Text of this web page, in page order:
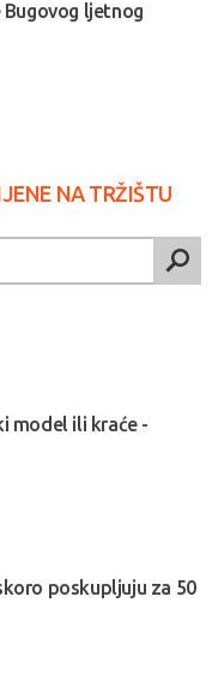
ljetnog
NA TRŽIŠTU
model ili kraće -
poskupljuju za 50